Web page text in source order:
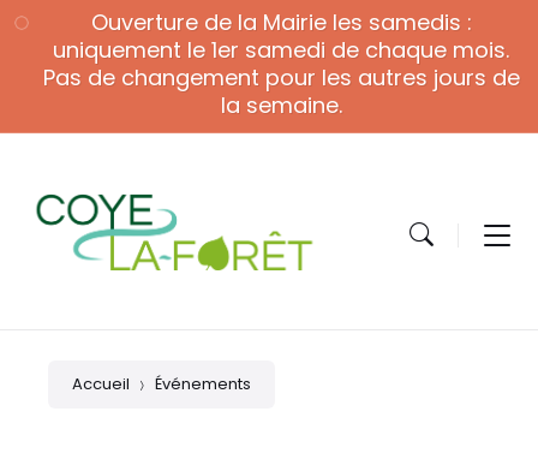
to
content
to
navigation
to
footer
Ouverture de la Mairie les samedis :
uniquement le 1er samedi de chaque mois.
Pas de changement pour les autres jours de
la semaine.
Accueil Événements